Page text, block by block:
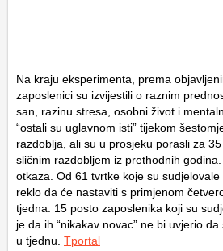
Na kraju eksperimenta, prema
zaposlenici su izvijestili o raznim
san, razinu stresa, osobni život i
“ostali su uglavnom isti” tijekom
razdoblja, ali su u prosjeku porasli za
sličnim razdobljem iz prethodnih
otkaza. Od 61 tvrtke koje su
reklo da će nastaviti s primjenom
tjedna. 15 posto zaposlenika koji su
je da ih “nikakav novac” ne bi uvjerio
u tjednu. Tportal